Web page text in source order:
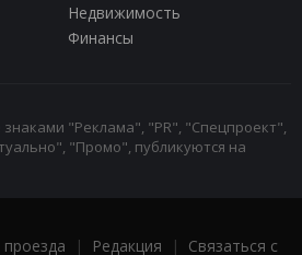
Недвижимость
Финансы
"Реклама", "PR", "Спецпроект",
"Промо", публикуются на
| Редакция | Связаться с